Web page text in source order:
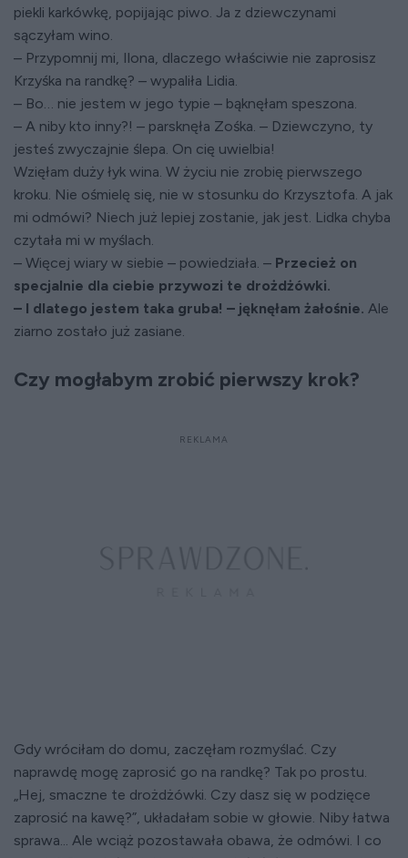
piekli karkówkę, popijając piwo. Ja z dziewczynami
sączyłam wino.
– Przypomnij mi, Ilona, dlaczego właściwie nie zaprosisz
Krzyśka na randkę? – wypaliła Lidia.
– Bo… nie jestem w jego typie – bąknęłam speszona.
– A niby kto inny?! – parsknęła Zośka. – Dziewczyno, ty
jesteś zwyczajnie ślepa. On cię uwielbia!
Wzięłam duży łyk wina. W życiu nie zrobię pierwszego
kroku. Nie ośmielę się, nie w stosunku do Krzysztofa. A jak
mi odmówi? Niech już lepiej zostanie, jak jest. Lidka chyba
czytała mi w myślach.
– Więcej wiary w siebie – powiedziała. – Przecież on
specjalnie dla ciebie przywozi te drożdżówki.
– I dlatego jestem taka gruba! – jęknęłam żałośnie. Ale
ziarno zostało już zasiane.
Czy mogłabym zrobić pierwszy krok?
Gdy wróciłam do domu, zaczęłam rozmyślać. Czy
naprawdę mogę zaprosić go na randkę? Tak po prostu.
„Hej, smaczne te drożdżówki. Czy dasz się w podzięce
zaprosić na kawę?”, układałam sobie w głowie. Niby łatwa
sprawa... Ale wciąż pozostawała obawa, że odmówi. I co